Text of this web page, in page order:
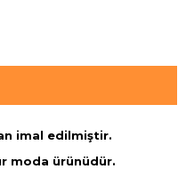
imal edilmiştir.
moda ürünüdür.